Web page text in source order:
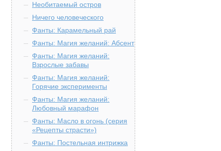
Необитаемый остров
Ничего человеческого
Фанты: Карамельный рай
Фанты: Магия желаний: Абсент
Фанты: Магия желаний:
Взрослые забавы
Фанты: Магия желаний:
Горячие эксперименты
Фанты: Магия желаний:
Любовный марафон
Фанты: Масло в огонь (серия
«Рецепты страсти»)
Фанты: Постельная интрижка